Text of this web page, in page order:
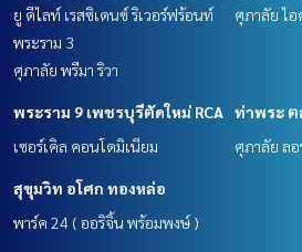
ยู ดีไลท์ เรสซิเดนซ์ ริเวอร์ฟร้อนท์
พระราม 3
ศุภาลัย พรีมา ริวา
ศุภาลัย ไ
พระราม 9 เพชรบุรีตัดใหม่ RCA
เซอร์เคิล คอนโดมิเนียม
ท่าพระ
ศุภาลัย ล
สุขุมวิท อโศก ทองหล่อ
พาร์ค 24 ( ออริจิ้น พร้อมพงษ์ )